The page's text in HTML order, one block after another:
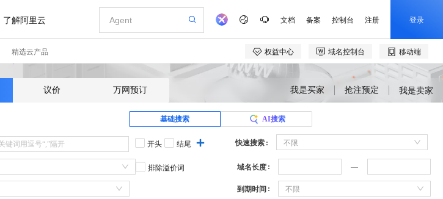
议价 万网预订 我是买家 抢注预定 我是卖家
基础搜索 AI搜索
开头 结尾 快速搜索 不限
排除溢价词 域名长度
到期时间 不限